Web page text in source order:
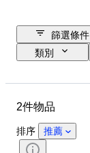
篩選條件
類別
時期
2件物品
排序 推薦